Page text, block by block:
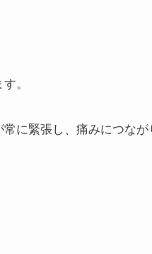
。
に緊張し、痛みにつなが